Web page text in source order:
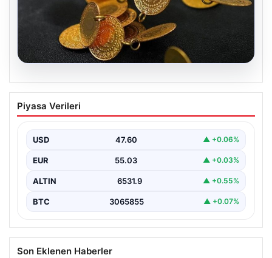
13 Nisan 2026 Altın Fiyatları Canlı
Güncelleme: Gram, Çeyrek, Yarım ve
Altın piyasalarda hafta başında tansiyon yükseldi. ABD
beklenen…
Piyasa Verileri
USD 47.60 ▲ +0.06%
EUR 55.03 ▲ +0.03%
ALTIN 6531.9 ▲ +0.55%
BTC 3065855 ▲ +0.07%
Son Eklenen Haberler